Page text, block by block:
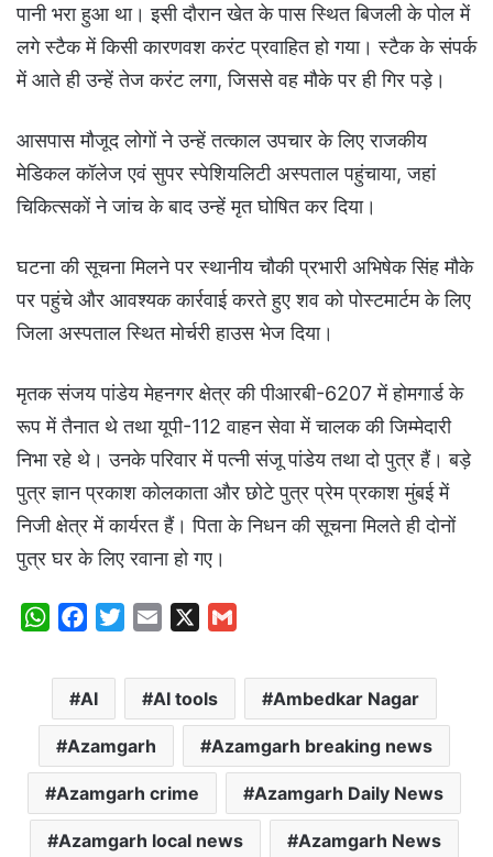
पानी भरा हुआ था। इसी दौरान खेत के पास स्थित बिजली के पोल में
लगे स्टैक में किसी कारणवश करंट प्रवाहित हो गया। स्टैक के संपर्क
में आते ही उन्हें तेज करंट लगा, जिससे वह मौके पर ही गिर पड़े।
आसपास मौजूद लोगों ने उन्हें तत्काल उपचार के लिए राजकीय
मेडिकल कॉलेज एवं सुपर स्पेशियलिटी अस्पताल पहुंचाया, जहां
चिकित्सकों ने जांच के बाद उन्हें मृत घोषित कर दिया।
घटना की सूचना मिलने पर स्थानीय चौकी प्रभारी अभिषेक सिंह मौके
पर पहुंचे और आवश्यक कार्रवाई करते हुए शव को पोस्टमार्टम के लिए
जिला अस्पताल स्थित मोर्चरी हाउस भेज दिया।
मृतक संजय पांडेय मेहनगर क्षेत्र की पीआरबी-6207 में होमगार्ड के
रूप में तैनात थे तथा यूपी-112 वाहन सेवा में चालक की जिम्मेदारी
निभा रहे थे। उनके परिवार में पत्नी संजू पांडेय तथा दो पुत्र हैं। बड़े
पुत्र ज्ञान प्रकाश कोलकाता और छोटे पुत्र प्रेम प्रकाश मुंबई में
निजी क्षेत्र में कार्यरत हैं। पिता के निधन की सूचना मिलते ही दोनों
पुत्र घर के लिए रवाना हो गए।
W
a
s
A
p
p
c
e
b
o
o
k
i
t
e
r
a
i
l
a
l
AI AI tools Ambedkar Nagar
Azamgarh Azamgarh breaking news
Azamgarh crime Azamgarh Daily News
Azamgarh local news Azamgarh News